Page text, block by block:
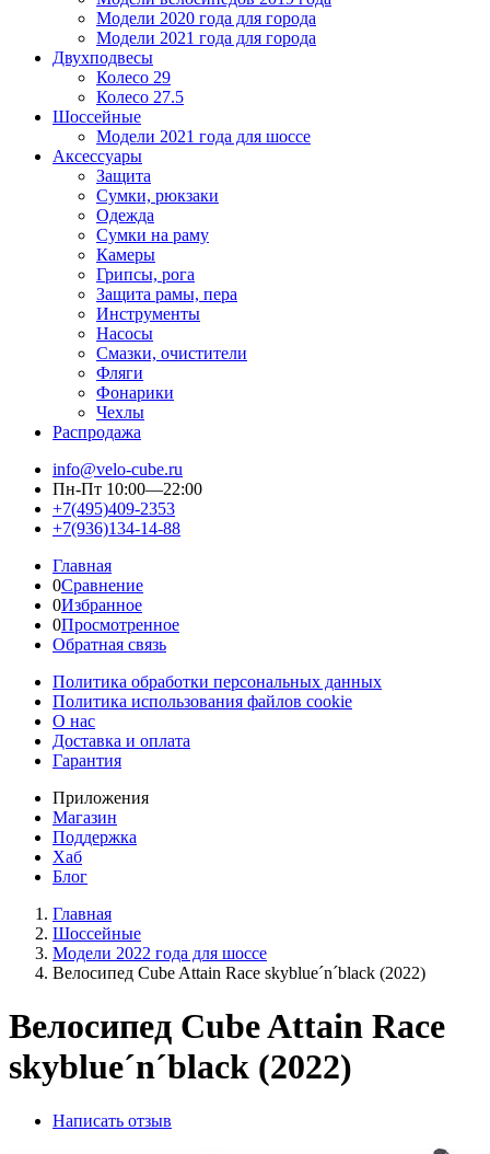
Модели 2020 года для города
Модели 2021 года для города
Двухподвесы
Колесо 29
Колесо 27.5
Шоссейные
Модели 2021 года для шоссе
Аксессуары
Защита
Сумки, рюкзаки
Одежда
Сумки на раму
Камеры
Грипсы, рога
Защита рамы, пера
Инструменты
Насосы
Смазки, очистители
Фляги
Фонарики
Чехлы
Распродажа
info@velo-cube.ru
Пн-Пт 10:00—22:00
+7(495)409-2353
+7(936)134-14-88
Главная
0Сравнение
0Избранное
0Просмотренное
Обратная связь
Политика обработки персональных данных
Политика использования файлов cookie
О нас
Доставка и оплата
Гарантия
Приложения
Магазин
Поддержка
Хаб
Блог
Главная
Шоссейные
Модели 2022 года для шоссе
Велосипед Cube Attain Race skyblue´n´black (2022)
Велосипед Cube Attain Race
skyblue´n´black (2022)
Написать отзыв